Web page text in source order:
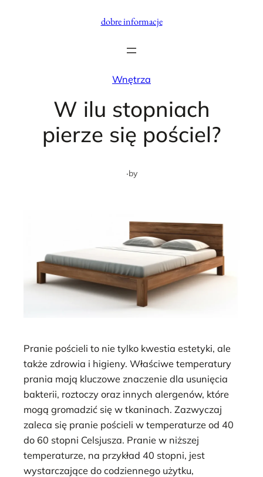
dobre informacje
Wnętrza
W ilu stopniach
pierze się pościel?
·by
Pranie pościeli to nie tylko kwestia estetyki, ale
także zdrowia i higieny. Właściwe temperatury
prania mają kluczowe znaczenie dla usunięcia
bakterii, roztoczy oraz innych alergenów, które
mogą gromadzić się w tkaninach. Zazwyczaj
zaleca się pranie pościeli w temperaturze od 40
do 60 stopni Celsjusza. Pranie w niższej
temperaturze, na przykład 40 stopni, jest
wystarczające do codziennego użytku,